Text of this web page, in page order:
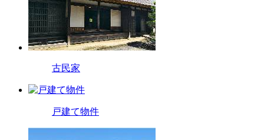
古民家
戸建て物件